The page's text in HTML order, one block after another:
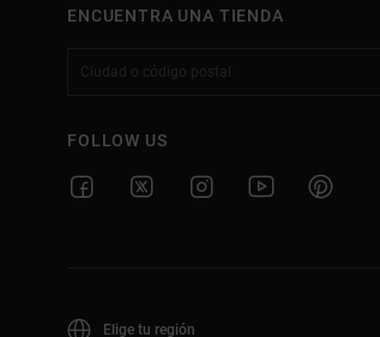
ENCUENTRA UNA TIENDA
FOLLOW US
Elige tu región